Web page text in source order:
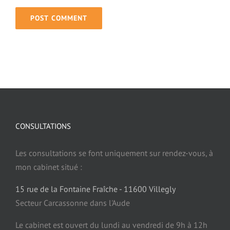
Traumatisme et hypnose
CONSULTATIONS
Les consultations se font uniquement sur rendez-vous, à
mon cabinet situé :
15 rue de la Fontaine Fraîche - 11600 Villegly
Secteur Carcassonne dans l'Aude
Le cabinet est ouvert du lundi au vendredi de 9h à 12h